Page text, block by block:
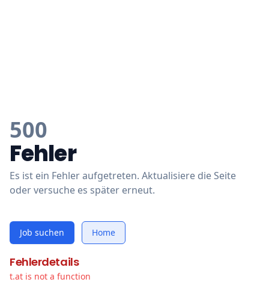
500
Fehler
Es ist ein Fehler aufgetreten. Aktualisiere die Seite
oder versuche es später erneut.
Job suchen Home
Fehlerdetails
t.at is not a function